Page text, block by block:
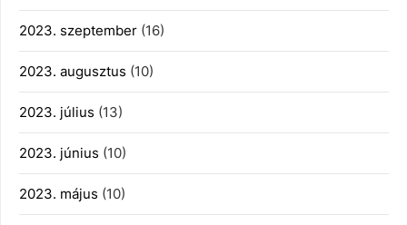
2023. szeptember (16)
2023. augusztus (10)
2023. július (13)
2023. június (10)
2023. május (10)